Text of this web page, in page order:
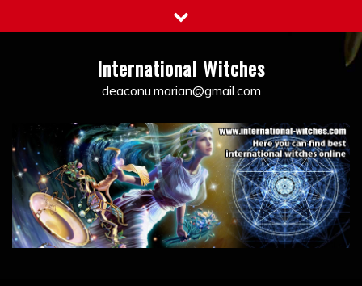
to
International Witches
deaconu.marian@gmail.com